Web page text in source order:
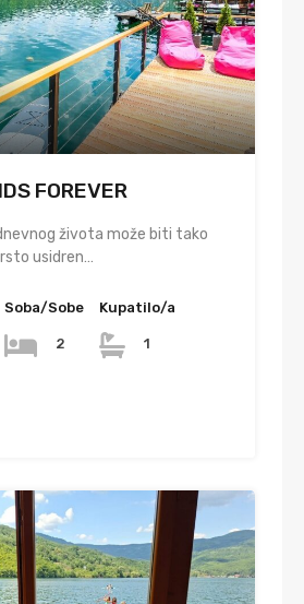
FOREVER
života može biti tako
usidren…
Soba/Sobe
2
Kupatilo/a
1